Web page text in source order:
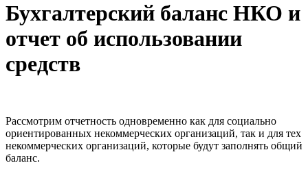
Бухгалтерский баланс НКО и
отчет об использовании
средств
Рассмотрим отчетность одновременно как для социально
ориентированных некоммерческих организаций, так и для тех
некоммерческих организаций, которые будут заполнять общий
баланс.